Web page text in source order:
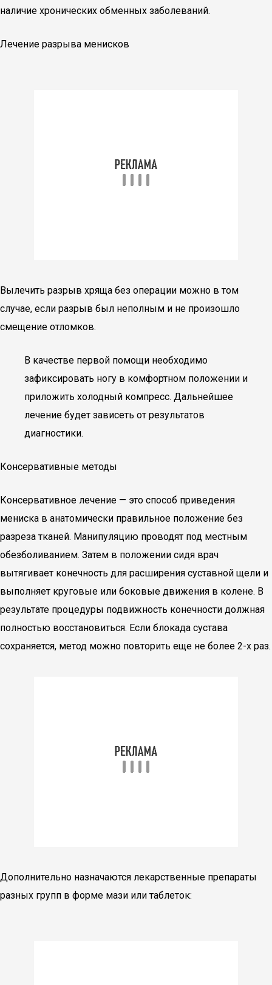
наличие хронических обменных заболеваний.
Лечение разрыва менисков
Вылечить разрыв хряща без операции можно в том
случае, если разрыв был неполным и не произошло
смещение отломков.
В качестве первой помощи необходимо
зафиксировать ногу в комфортном положении и
приложить холодный компресс. Дальнейшее
лечение будет зависеть от результатов
диагностики.
Консервативные методы
Консервативное лечение — это способ приведения
мениска в анатомически правильное положение без
разреза тканей. Манипуляцию проводят под местным
обезболиванием. Затем в положении сидя врач
вытягивает конечность для расширения суставной щели и
выполняет круговые или боковые движения в колене. В
результате процедуры подвижность конечности должная
полностью восстановиться. Если блокада сустава
сохраняется, метод можно повторить еще не более 2-х раз.
Дополнительно назначаются лекарственные препараты
разных групп в форме мази или таблеток: